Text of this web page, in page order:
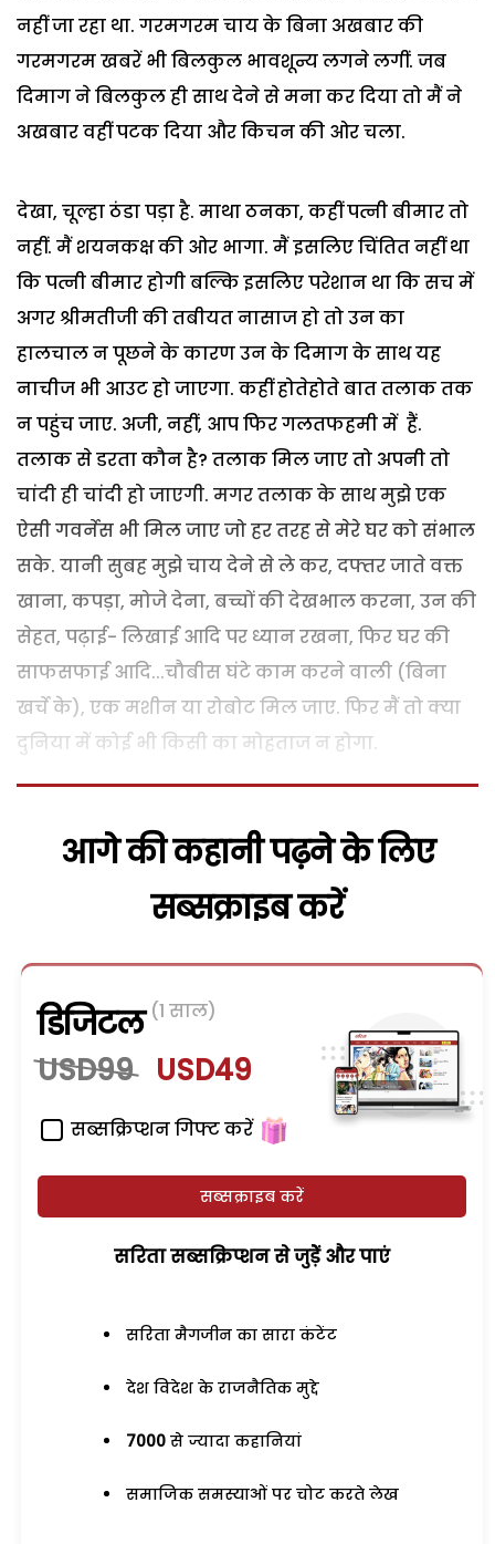
नहीं जा रहा था. गरमगरम चाय के बिना अखबार की
गरमगरम खबरें भी बिलकुल भावशून्य लगने लगीं. जब
दिमाग ने बिलकुल ही साथ देने से मना कर दिया तो मैं ने
अखबार वहीं पटक दिया और किचन की ओर चला.
देखा, चूल्हा ठंडा पड़ा है. माथा ठनका, कहीं पत्नी बीमार तो
नहीं. मैं शयनकक्ष की ओर भागा. मैं इसलिए चिंतित नहीं था
कि पत्नी बीमार होगी बल्कि इसलिए परेशान था कि सच में
अगर श्रीमतीजी की तबीयत नासाज हो तो उन का
हालचाल न पूछने के कारण उन के दिमाग के साथ यह
नाचीज भी आउट हो जाएगा. कहीं होतेहोते बात तलाक तक
न पहुंच जाए. अजी, नहीं, आप फिर गलतफहमी में हैं.
तलाक से डरता कौन है? तलाक मिल जाए तो अपनी तो
चांदी ही चांदी हो जाएगी. मगर तलाक के साथ मुझे एक
ऐसी गवर्नेस भी मिल जाए जो हर तरह से मेरे घर को संभाल
सके. यानी सुबह मुझे चाय देने से ले कर, दफ्तर जाते वक्त
खाना, कपड़ा, मोजे देना, बच्चों की देखभाल करना, उन की
सेहत, पढ़ाई- लिखाई आदि पर ध्यान रखना, फिर घर की
साफसफाई आदि...चौबीस घंटे काम करने वाली (बिना
खर्चे के), एक मशीन या रोबोट मिल जाए. फिर मैं तो क्या
दुनिया में कोई भी किसी का मोहताज न होगा.
आगे की कहानी पढ़ने के लिए
सब्सक्राइब करें
डिजिटल (1 साल)
USD99 USD49
सब्सक्रिप्शन गिफ्ट करें
सब्सक्राइब करें
सरिता सब्सक्रिप्शन से जुड़ेें और पाएं
सरिता मैगजीन का सारा कंटेंट
देश विदेश के राजनैतिक मुद्दे
7000 से ज्यादा कहानियां
समाजिक समस्याओं पर चोट करते लेख